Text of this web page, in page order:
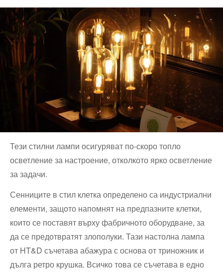
Тези стилни лампи осигуряват по-скоро топло
осветление за настроение, отколкото ярко осветление
за задачи.
Сенниците в стил клетка определено са индустриални
елементи, защото напомнят на предпазните клетки,
които се поставят върху фабричното оборудване, за
да се предотвратят злополуки. Тази настолна лампа
от HT&D съчетава абажура с основа от триножник и
дълга ретро крушка. Всичко това се съчетава в едно